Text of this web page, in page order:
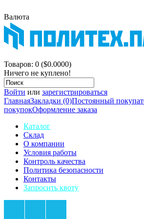
Валюта
$ р.
Корзина покупок
Товаров: 0 ($0.0000)
Ничего не куплено!
Войти или зарегистрироваться
ГлавнаяЗакладки (0)Постоянный
покупокОформление заказа
Каталог
Склад
О компании
Условия работы
Контроль качества
Политика безопасности
Контакты
Запросить квоту